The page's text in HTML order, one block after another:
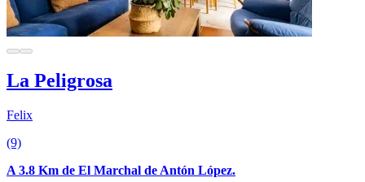
La Peligrosa
Felix
(9)
A 3.8 Km de El Marchal de Antón López.